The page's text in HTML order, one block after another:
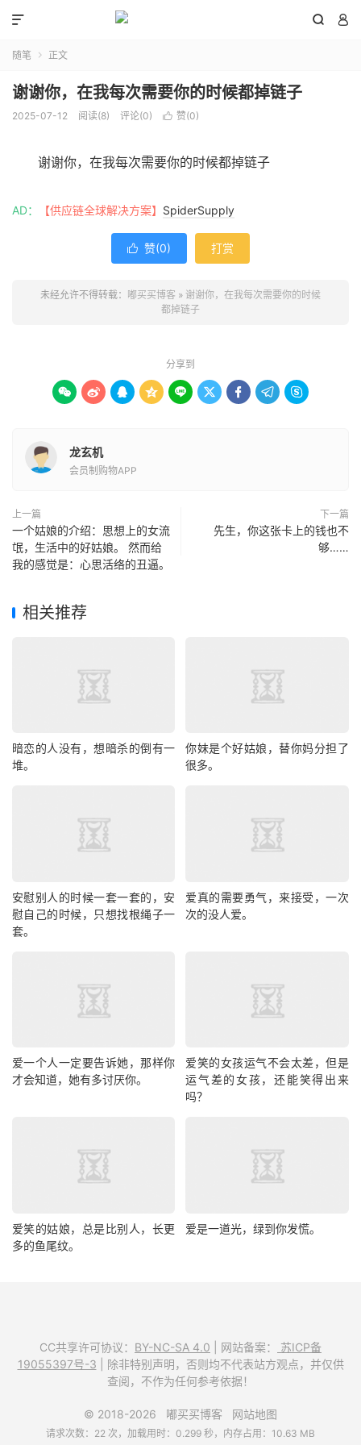
 

随笔  正文
谢谢你，在我每次需要你的时候都掉链子
2025-07-12 阅读(8) 评论(0)  赞(0)
谢谢你，在我每次需要你的时候都掉链子
AD： 【供应链全球解决方案】 SpiderSupply
 赞(0) 打赏
未经允许不得转载： 嘟买买博客 » 谢谢你，在我每次需要你的时候
都掉链子
分享到
        
龙玄机
会员制购物APP
上一篇
一个姑娘的介绍：思想上的女流
氓，生活中的好姑娘。 然而给
我的感觉是：心思活络的丑逼。
下一篇
先生，你这张卡上的钱也不
够……
相关推荐
暗恋的人没有，想暗杀的倒有一
堆。
你妹是个好姑娘，替你妈分担了
很多。
安慰别人的时候一套一套的，安
慰自己的时候，只想找根绳子一
套。
爱真的需要勇气，来接受，一次
次的没人爱。
爱一个人一定要告诉她，那样你
才会知道，她有多讨厌你。
爱笑的女孩运气不会太差，但是
运气差的女孩，还能笑得出来
吗？
爱笑的姑娘，总是比别人，长更
多的鱼尾纹。
爱是一道光，绿到你发慌。
CC共享许可协议： BY-NC-SA 4.0 | 网站备案：
苏ICP备
19055397号-3 | 除非特别声明，否则均不代表站方观点，并仅供
查阅，不作为任何参考依据！
© 2018-2026 嘟买买博客 网站地图
请求次数：22 次，加载用时：0.299 秒，内存占用：10.63 MB